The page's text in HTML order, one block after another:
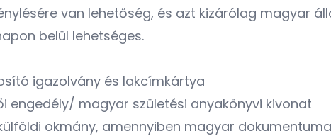
van lehetőség, és azt kizárólag magyar
belül lehetséges.
igazolvány és lakcímkártya
magyar születési anyakönyvi kivonat
okmány, amennyiben magyar